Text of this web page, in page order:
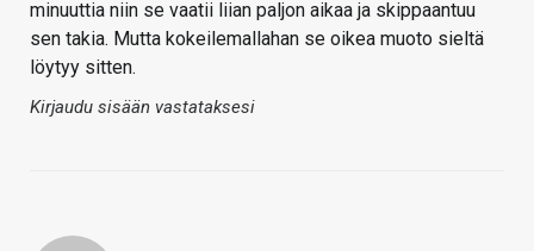
minuuttia niin se vaatii liian paljon aikaa ja skippaantuu
sen takia. Mutta kokeilemallahan se oikea muoto sieltä
löytyy sitten.
Kirjaudu sisään vastataksesi